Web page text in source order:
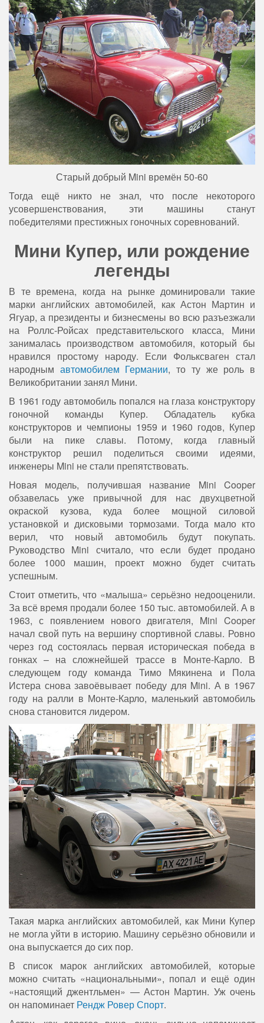
Старый добрый Mini времён 50-60
Тогда ещё никто не знал, что после некоторого
усовершенствования, эти машины станут
победителями престижных гоночных соревнований.
Мини Купер, или рождение
легенды
В те времена, когда на рынке доминировали такие
марки английских автомобилей, как Астон Мартин и
Ягуар, а президенты и бизнесмены во всю разъезжали
на Роллс-Ройсах представительского класса, Мини
занималась производством автомобиля, который бы
нравился простому народу. Если Фольксваген стал
народным автомобилем Германии, то ту же роль в
Великобритании занял Мини.
В 1961 году автомобиль попался на глаза конструктору
гоночной команды Купер. Обладатель кубка
конструкторов и чемпионы 1959 и 1960 годов, Купер
были на пике славы. Потому, когда главный
конструктор решил поделиться своими идеями,
инженеры Mini не стали препятствовать.
Новая модель, получившая название Mini Cooper
обзавелась уже привычной для нас двухцветной
окраской кузова, куда более мощной силовой
установкой и дисковыми тормозами. Тогда мало кто
верил, что новый автомобиль будут покупать.
Руководство Mini считало, что если будет продано
более 1000 машин, проект можно будет считать
успешным.
Стоит отметить, что «малыша» серьёзно недооценили.
За всё время продали более 150 тыс. автомобилей. А в
1963, с появлением нового двигателя, Mini Cooper
начал свой путь на вершину спортивной славы. Ровно
через год состоялась первая историческая победа в
гонках – на сложнейшей трассе в Монте-Карло. В
следующем году команда Тимо Мякинена и Пола
Истера снова завоёвывает победу для Mini. А в 1967
году на ралли в Монте-Карло, маленький автомобиль
снова становится лидером.
Такая марка английских автомобилей, как Мини Купер
не могла уйти в историю. Машину серьёзно обновили и
она выпускается до сих пор.
В список марок английских автомобилей, которые
можно считать «национальными», попал и ещё один
«настоящий джентльмен» — Астон Мартин. Уж очень
он напоминает Рендж Ровер Спорт.